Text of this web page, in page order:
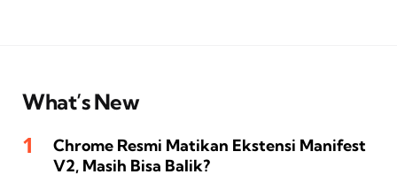
What’s New
Chrome Resmi Matikan Ekstensi Manifest
V2, Masih Bisa Balik?